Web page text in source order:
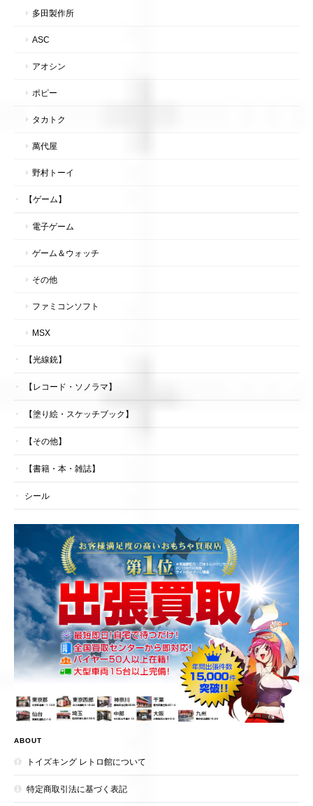
多田製作所
ASC
アオシン
ポピー
タカトク
萬代屋
野村トーイ
【ゲーム】
電子ゲーム
ゲーム＆ウォッチ
その他
ファミコンソフト
MSX
【光線銃】
【レコード・ソノラマ】
【塗り絵・スケッチブック】
【その他】
【書籍・本・雑誌】
シール
ABOUT
トイズキング レトロ館について
特定商取引法に基づく表記